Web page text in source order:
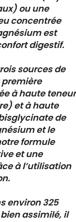
ou une
concentrée
est
digestif.
sources de
à haute teneur
et à haute
de
et le
formule
et une
à l’utilisation
environ 325
assimilé, il